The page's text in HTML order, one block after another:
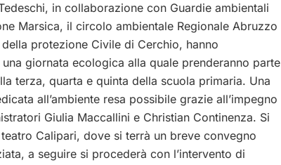
in collaborazione con Guardie ambientali
Marsica, il circolo ambientale Regionale Abruzzo
protezione Civile di Cerchio, hanno
giornata ecologica alla quale prenderanno parte
terza, quarta e quinta della scuola primaria. Una
all’ambiente resa possibile grazie all’impegno
Giulia Maccallini e Christian Continenza. Si
Calipari, dove si terrà un breve convegno
a seguire si procederà con l’intervento di